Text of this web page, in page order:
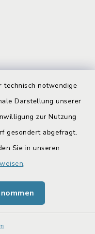
technisch notwendige
Darstellung unserer
zur Nutzung
gesondert abgefragt.
Sie in unseren
.